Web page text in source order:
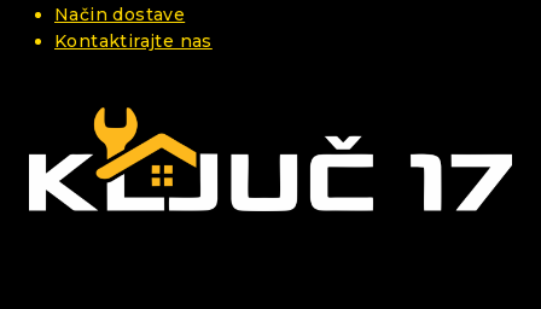
Način dostave
Kontaktirajte nas